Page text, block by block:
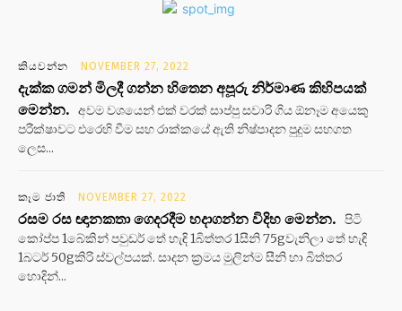
කියවන්න NOVEMBER 27, 2022
දැක්ක ගමන් මිලදී ගන්න හිතෙන අපූරු නිර්මාණ කිහිපයක්
මෙන්න. අවම වශයෙන් එක් වරක් සාප්පු සවාරි ගිය ඕනෑම අයෙකු
පරීක්ෂාවට එරෙහි වීම සහ රාක්කයේ ඇති නිෂ්පාදන පුදුම සහගත
ලෙස...
කෑම ජාති NOVEMBER 27, 2022
රසම රස ඥානකතා ගෙදරදීම හදාගන්න විදිහ මෙන්න. පිටි
කෝප්ප 1බේකින් පවුඩර් තේ හැඳි 1බිත්තර 1සීනි 75gවැනිලා තේ හැඳි
1බටර් 50gකිරි ස්වල්පයක්. සාදන ක්‍රමය මුලින්ම සීනි හා බිත්තර
හොදින්...